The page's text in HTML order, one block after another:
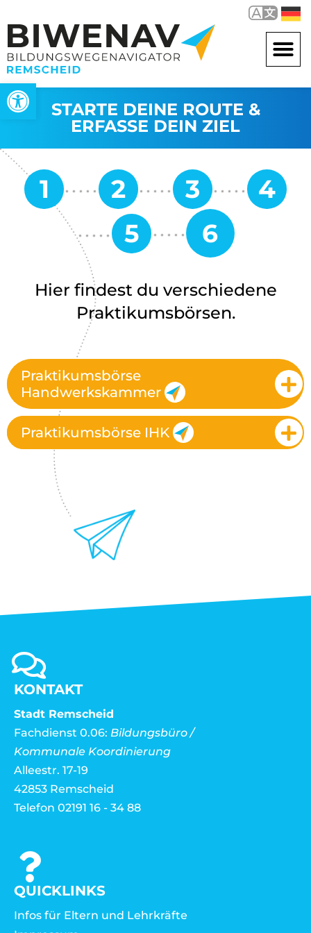
Werkzeugleiste öffnen
STARTE DEINE ROUTE &
ERFASSE DEIN ZIEL
Hier findest du verschiedene
Praktikumsbörsen.
Praktikumsbörse
Handwerkskammer
Praktikumsbörse IHK
KONTAKT
Stadt Remscheid
Fachdienst 0.06: Bildungsbüro /
Kommunale Koordinierung
Alleestr. 17-19
42853 Remscheid
Telefon 02191 16 - 34 88
QUICKLINKS
Infos für Eltern und Lehrkräfte